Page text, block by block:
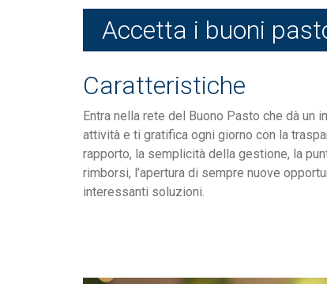
Accetta i buoni
Caratteristiche
Entra nella rete del Buono Pasto che dà un
attività e ti gratifica ogni giorno con la
rapporto, la semplicità della gestione, la
rimborsi, l’apertura di sempre nuove
interessanti soluzioni.